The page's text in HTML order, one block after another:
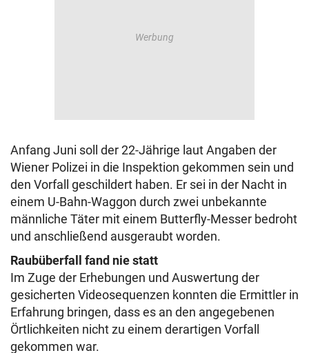
Anfang Juni soll der 22-Jährige laut Angaben der
Wiener Polizei in die Inspektion gekommen sein und
den Vorfall geschildert haben. Er sei in der Nacht in
einem U-Bahn-Waggon durch zwei unbekannte
männliche Täter mit einem Butterfly-Messer bedroht
und anschließend ausgeraubt worden.
Raubüberfall fand nie statt
Im Zuge der Erhebungen und Auswertung der
gesicherten Videosequenzen konnten die Ermittler in
Erfahrung bringen, dass es an den angegebenen
Örtlichkeiten nicht zu einem derartigen Vorfall
gekommen war.